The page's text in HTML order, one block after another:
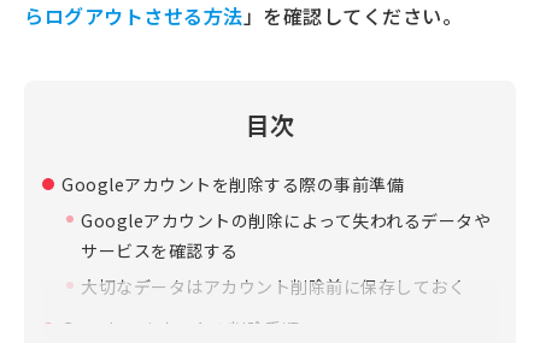
らログアウトさせる方法」を確認してください。
目次
Googleアカウントを削除する際の事前準備
Googleアカウントの削除によって失われるデータや
サービスを確認する
大切なデータはアカウント削除前に保存しておく
Googleアカウントの削除手順